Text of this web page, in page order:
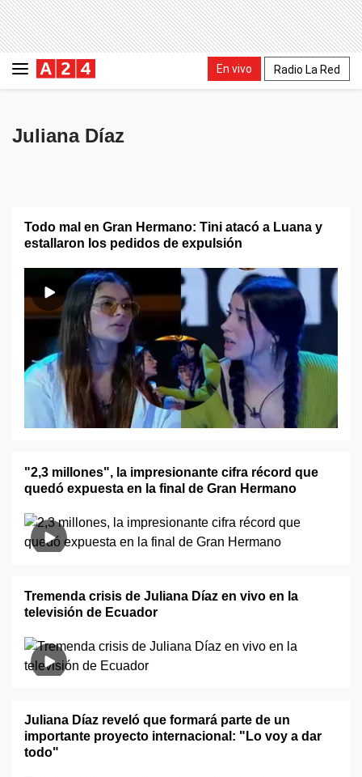
En vivo Radio La Red
Juliana Díaz
Todo mal en Gran Hermano: Tini atacó a Luana y
estallaron los pedidos de expulsión
"2,3 millones", la impresionante cifra récord que
quedó expuesta en la final de Gran Hermano
Tremenda crisis de Juliana Díaz en vivo en la
televisión de Ecuador
Juliana Díaz reveló que formará parte de un
importante proyecto internacional: "Lo voy a dar
todo"